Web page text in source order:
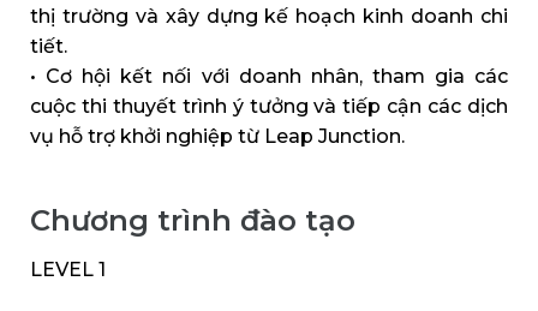
thị trường và xây dựng kế hoạch kinh doanh chi
tiết.
• Cơ hội kết nối với doanh nhân, tham gia các
cuộc thi thuyết trình ý tưởng và tiếp cận các dịch
vụ hỗ trợ khởi nghiệp từ Leap Junction.
Chương trình đào tạo
LEVEL 1